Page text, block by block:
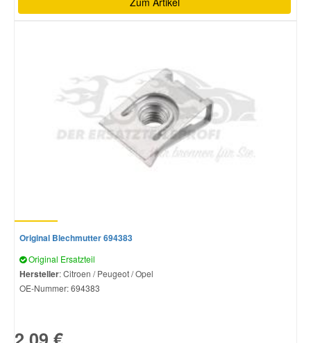
Original Blechmutter 694383
Original Ersatzteil
Hersteller: Citroen / Peugeot / Opel
OE-Nummer:694383